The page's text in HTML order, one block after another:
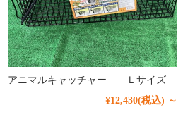
アニマルキャッチャー Ｌサイズ
¥12,430(税込) ～